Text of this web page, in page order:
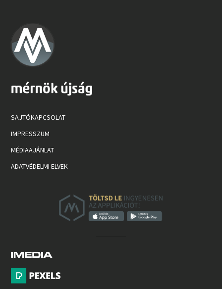
SAJTÓKAPCSOLAT
IMPRESSZUM
MÉDIAAJÁNLAT
ADATVÉDELMI ELVEK